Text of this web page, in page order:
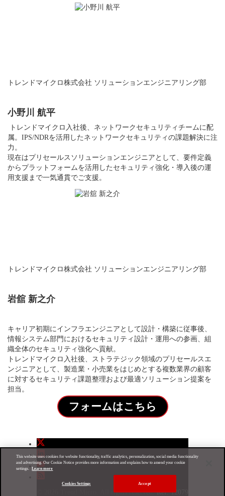
トレンドマイクロ株式会社 ソリューションエンジニアリング部
小野川 航平
トレンドマイクロ入社後、ネットワークセキュリティチームに配
属。IPS/NDRを活用したネットワークセキュリティの課題解決に注
力。
現在はプリセールスソリューションエンジニアとして、要件定義
からプラットフォームを活用したセキュリティ強化・導入後の運
用支援まで一気通貫でご支援。
トレンドマイクロ株式会社 ソリューションエンジニアリング部
岩舘 新之介
キャリア初期にインフラエンジニアとして設計・構築に従事後、
情報システム部門におけるセキュリティ設計・運用への参画、組
織全体のセキュリティ強化へ貢献。
トレンドマイクロ入社後、ストラテジック領域のプリセールスエ
ンジニアとして、製造業・小売業をはじめとする複数業界の顧客
に対するセキュリティ課題整理および最適ソリューション提案を
担当。
フォームはこちら
© 2026 Trend Micro. All rights reserved.Ref. 12079
This website uses cookies for website functionality, traffic analytics, personalization, social media functionality
and advertising. Our Cookie Notice provides more information and explains how to amend your cookie
settings.
Learn more
Cookies Settings Accept